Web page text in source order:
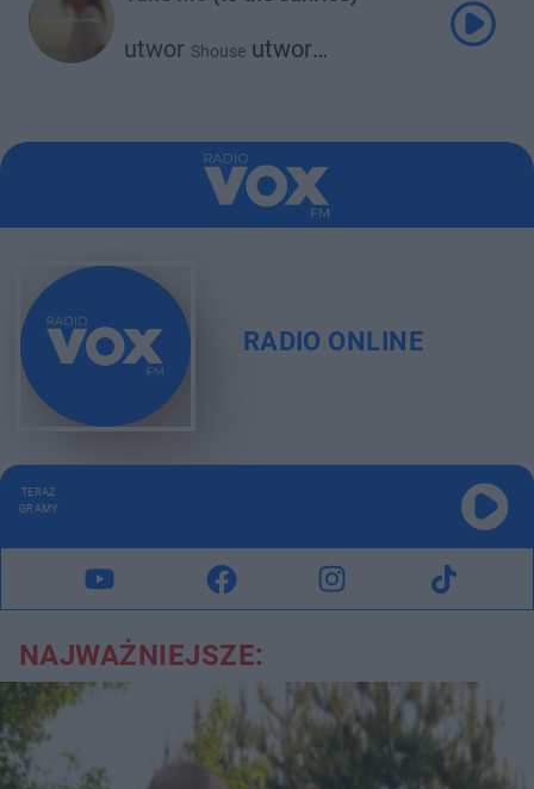
utwor Shouse utwor
RADIO ONLINE
TERAZ
GRAMY
NAJWAŻNIEJSZE: